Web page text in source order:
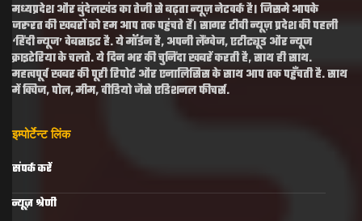
मध्यप्रदेश और बुंदेलखंड का तेजी से बढ़ता न्यूज़ नेटवर्क है। जिसमे आपके
जरुरत की खबरों को हम आप तक पहुंचते हैं। सागर टीवी न्यूज़ प्रदेश की पहली
‘हिंदी न्यूज’ वेबसाइट है. ये मॉर्डन है, अपनी लैंग्वेज, एटीट्यूड और न्यूज
क्राइटेरिया के चलते. ये दिन भर की चुनिंदा खबरें करती है, साथ ही साथ.
महत्वपूर्व खबर की पूरी रिपोर्ट और एनालिसिस के साथ आप तक पहुँचती है. साथ
में क्विज, पोल, मीम, वीडियो जैसे एडिशनल फीचर्स.
इम्पोर्टेन्ट लिंक
संपर्क करें
न्यूज़ श्रेणी